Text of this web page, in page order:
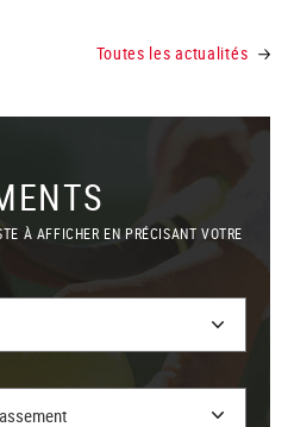
Toutes les actualités
À AFFICHER EN PRÉCISANT VOTRE